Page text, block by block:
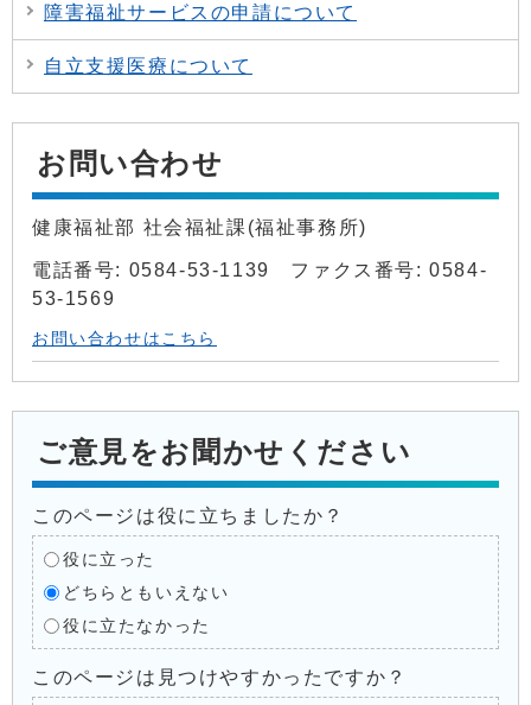
障害福祉サービスの申請について
自立支援医療について
お問い合わせ
健康福祉部 社会福祉課(福祉事務所)
電話番号: 0584-53-1139 ファクス番号: 0584-
53-1569
お問い合わせはこちら
ご意見をお聞かせください
このページは役に立ちましたか？
役に立った
どちらともいえない
役に立たなかった
このページは見つけやすかったですか？